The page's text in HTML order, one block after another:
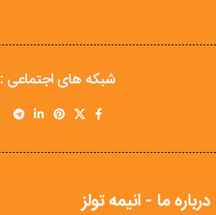
شبکه های اجتماعی :
درباره ما - انیمه تولز